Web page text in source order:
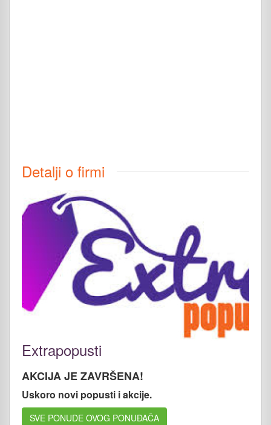
Detalji o firmi
Extrapopusti
AKCIJA JE ZAVRŠENA!
Uskoro novi popusti i akcije.
SVE PONUDE OVOG PONUĐAČA